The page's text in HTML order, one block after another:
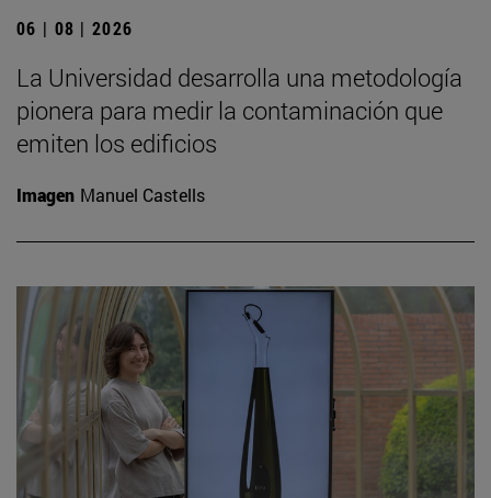
06 | 08 | 2026
La Universidad desarrolla una metodología
pionera para medir la contaminación que
emiten los edificios
Imagen Manuel Castells